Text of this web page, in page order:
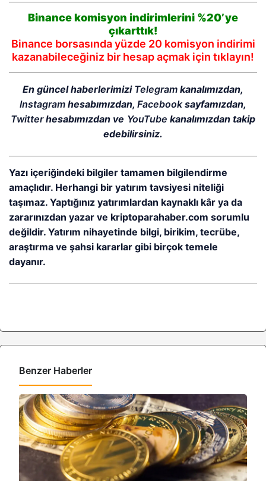
Binance komisyon indirimlerini %20’ye
çıkarttık!
Binance borsasında yüzde 20 komisyon indirimi
kazanabileceğiniz bir hesap açmak için tıklayın!
En güncel haberlerimizi Telegram kanalımızdan,
Instagramhesabımızdan, Facebooksayfamızdan,
Twitterhesabımızdan ve YouTube kanalımızdan takip
edebilirsiniz.
Yazı içeriğindeki bilgiler tamamen bilgilendirme
amaçlıdır. Herhangi bir yatırım tavsiyesi niteliği
taşımaz. Yaptığınız yatırımlardan kaynaklı kâr ya da
zararınızdan yazar ve kriptoparahaber.com sorumlu
değildir. Yatırım nihayetinde bilgi, birikim, tecrübe,
araştırma ve şahsi kararlar gibi birçok temele
dayanır.
Benzer Haberler